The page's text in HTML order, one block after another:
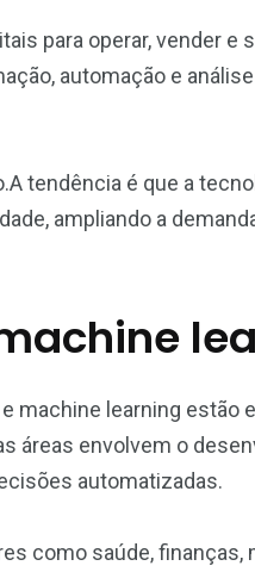
para operar, vender e
automação e
tendência é que a
ampliando a
machine learning estão
áreas envolvem o
automatizadas.
como saúde, finanças,